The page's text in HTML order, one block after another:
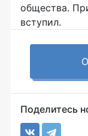
общества.
вступил.
Поделитесь